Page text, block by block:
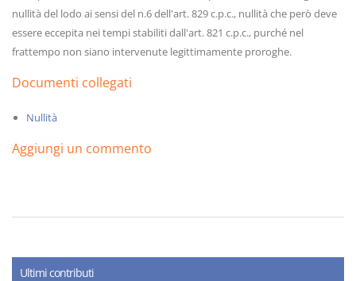
nullità del lodo ai sensi del n.6 dell'art. 829 c.p.c., nullità che però deve
essere eccepita nei tempi stabiliti dall'art. 821 c.p.c., purché nel
frattempo non siano intervenute legittimamente proroghe.
Documenti collegati
Nullità
Aggiungi un commento
Ultimi contributi